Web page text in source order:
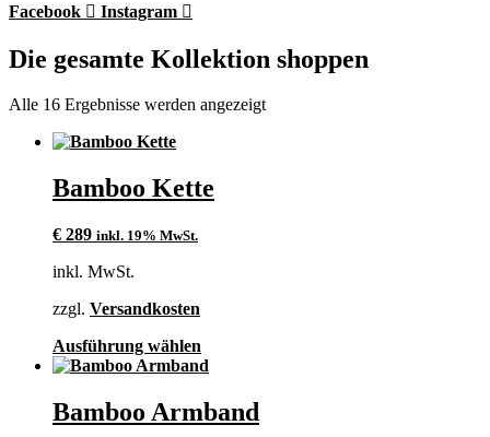
Facebook Instagram
Die gesamte Kollektion shoppen
Alle 16 Ergebnisse werden angezeigt
Bamboo Kette
€ 289 inkl. 19% MwSt.
inkl. MwSt.
zzgl. Versandkosten
Ausführung wählen
Produkt
mehrere
Varianten
Bamboo Armband